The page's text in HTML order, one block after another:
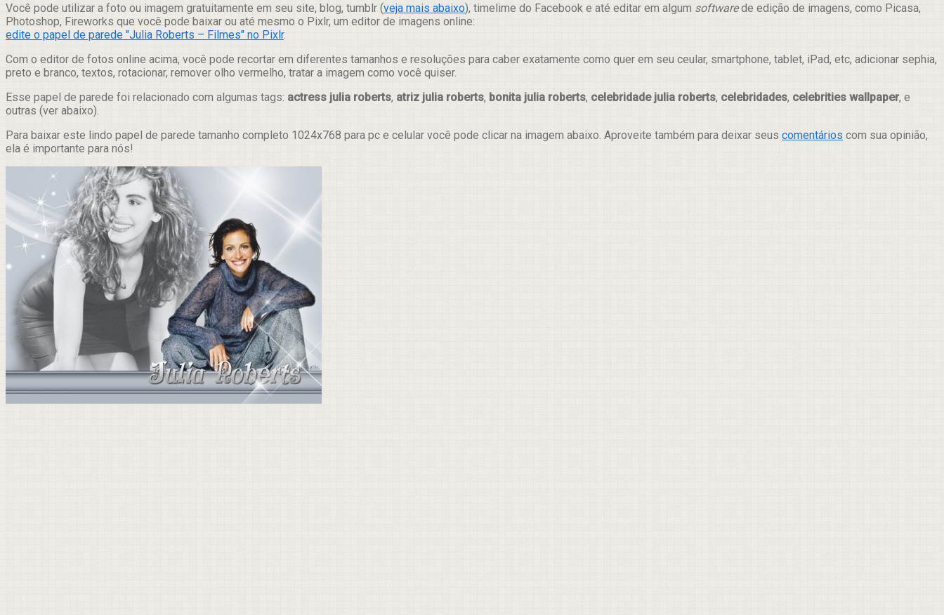
Você pode utilizar a foto ou imagem gratuitamente em seu site, blog, tumblr (veja mais abaixo), timelime do Facebook e até editar em algum softwarede edição de imagens, como Picasa,
Photoshop, Fireworks que você pode baixar ou até mesmo o Pixlr, um editor de imagens online:
edite o papel de parede "Julia Roberts – Filmes" no Pixlr.
Com o editor de fotos online acima, você pode recortar em diferentes tamanhos e resoluções para caber exatamente como quer em seu ceular, smartphone, tablet, iPad, etc, adicionar sephia,
preto e branco, textos, rotacionar, remover olho vermelho, tratar a imagem como você quiser.
Esse papel de parede foi relacionado com algumas tags: actress julia roberts, atriz julia roberts, bonita julia roberts, celebridade julia roberts, celebridades, celebrities wallpaper, e
outras (ver abaixo).
Para baixar este lindo papel de parede tamanho completo 1024x768 para pc e celular você pode clicar na imagem abaixo. Aproveite também para deixar seus comentários com sua opinião,
ela é importante para nós!